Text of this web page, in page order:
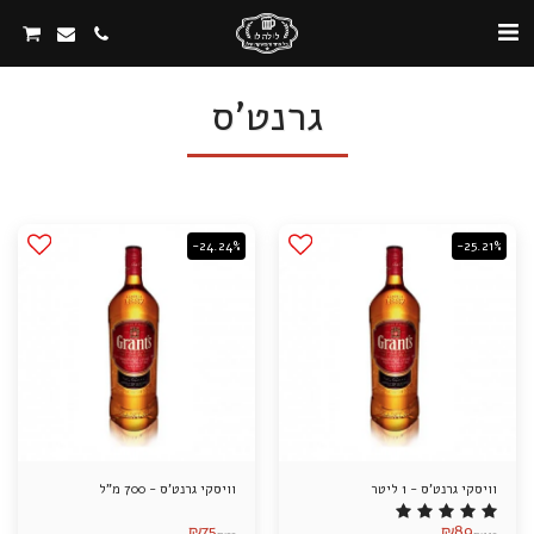
גרנט'ס
-25.21%
וויסקי גרנט'ס - 1 ליטר
-24.24%
וויסקי גרנט'ס - 700 מ"ל